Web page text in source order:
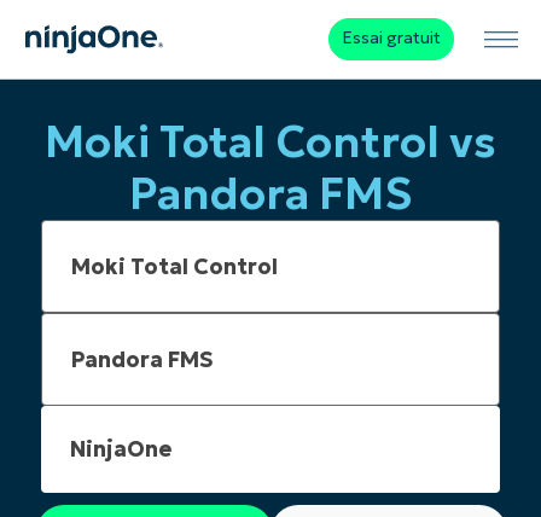
Essai gratuit
Moki Total Control vs
Pandora FMS
NinjaOne